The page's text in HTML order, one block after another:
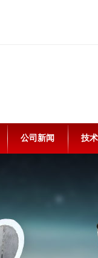
公司新闻 技